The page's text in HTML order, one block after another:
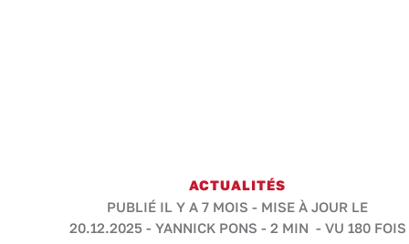
ACTUALITÉS
PUBLIÉ IL Y A 7 MOIS - MISE À JOUR LE
20.12.2025 - YANNICK PONS - 2 MIN - VU 180 FOIS